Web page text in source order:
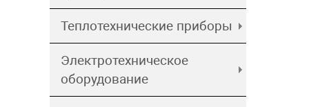
Теплотехнические приборы
Электротехническое
оборудование